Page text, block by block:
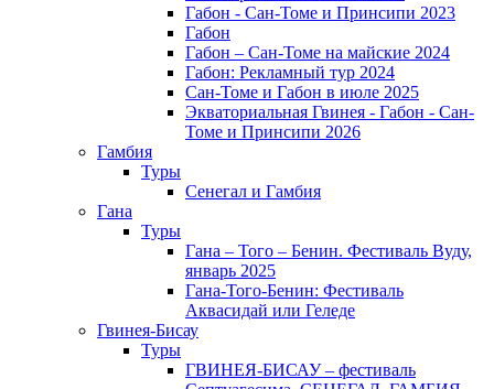
Габон - Сан-Томе и Принсипи 2023
Габон
Габон – Сан-Томе на майские 2024
Габон: Рекламный тур 2024
Сан-Томе и Габон в июле 2025
Экваториальная Гвинея - Габон - Сан-
Томе и Принсипи 2026
Гамбия
Туры
Сенегал и Гамбия
Гана
Туры
Гана – Того – Бенин. Фестиваль Вуду,
январь 2025
Гана-Того-Бенин: Фестиваль
Аквасидай или Геледе
Гвинея-Бисау
Туры
ГВИНЕЯ-БИСАУ – фестиваль